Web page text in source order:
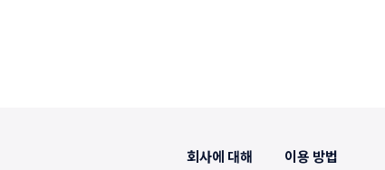
회사에 대해 이용 방법